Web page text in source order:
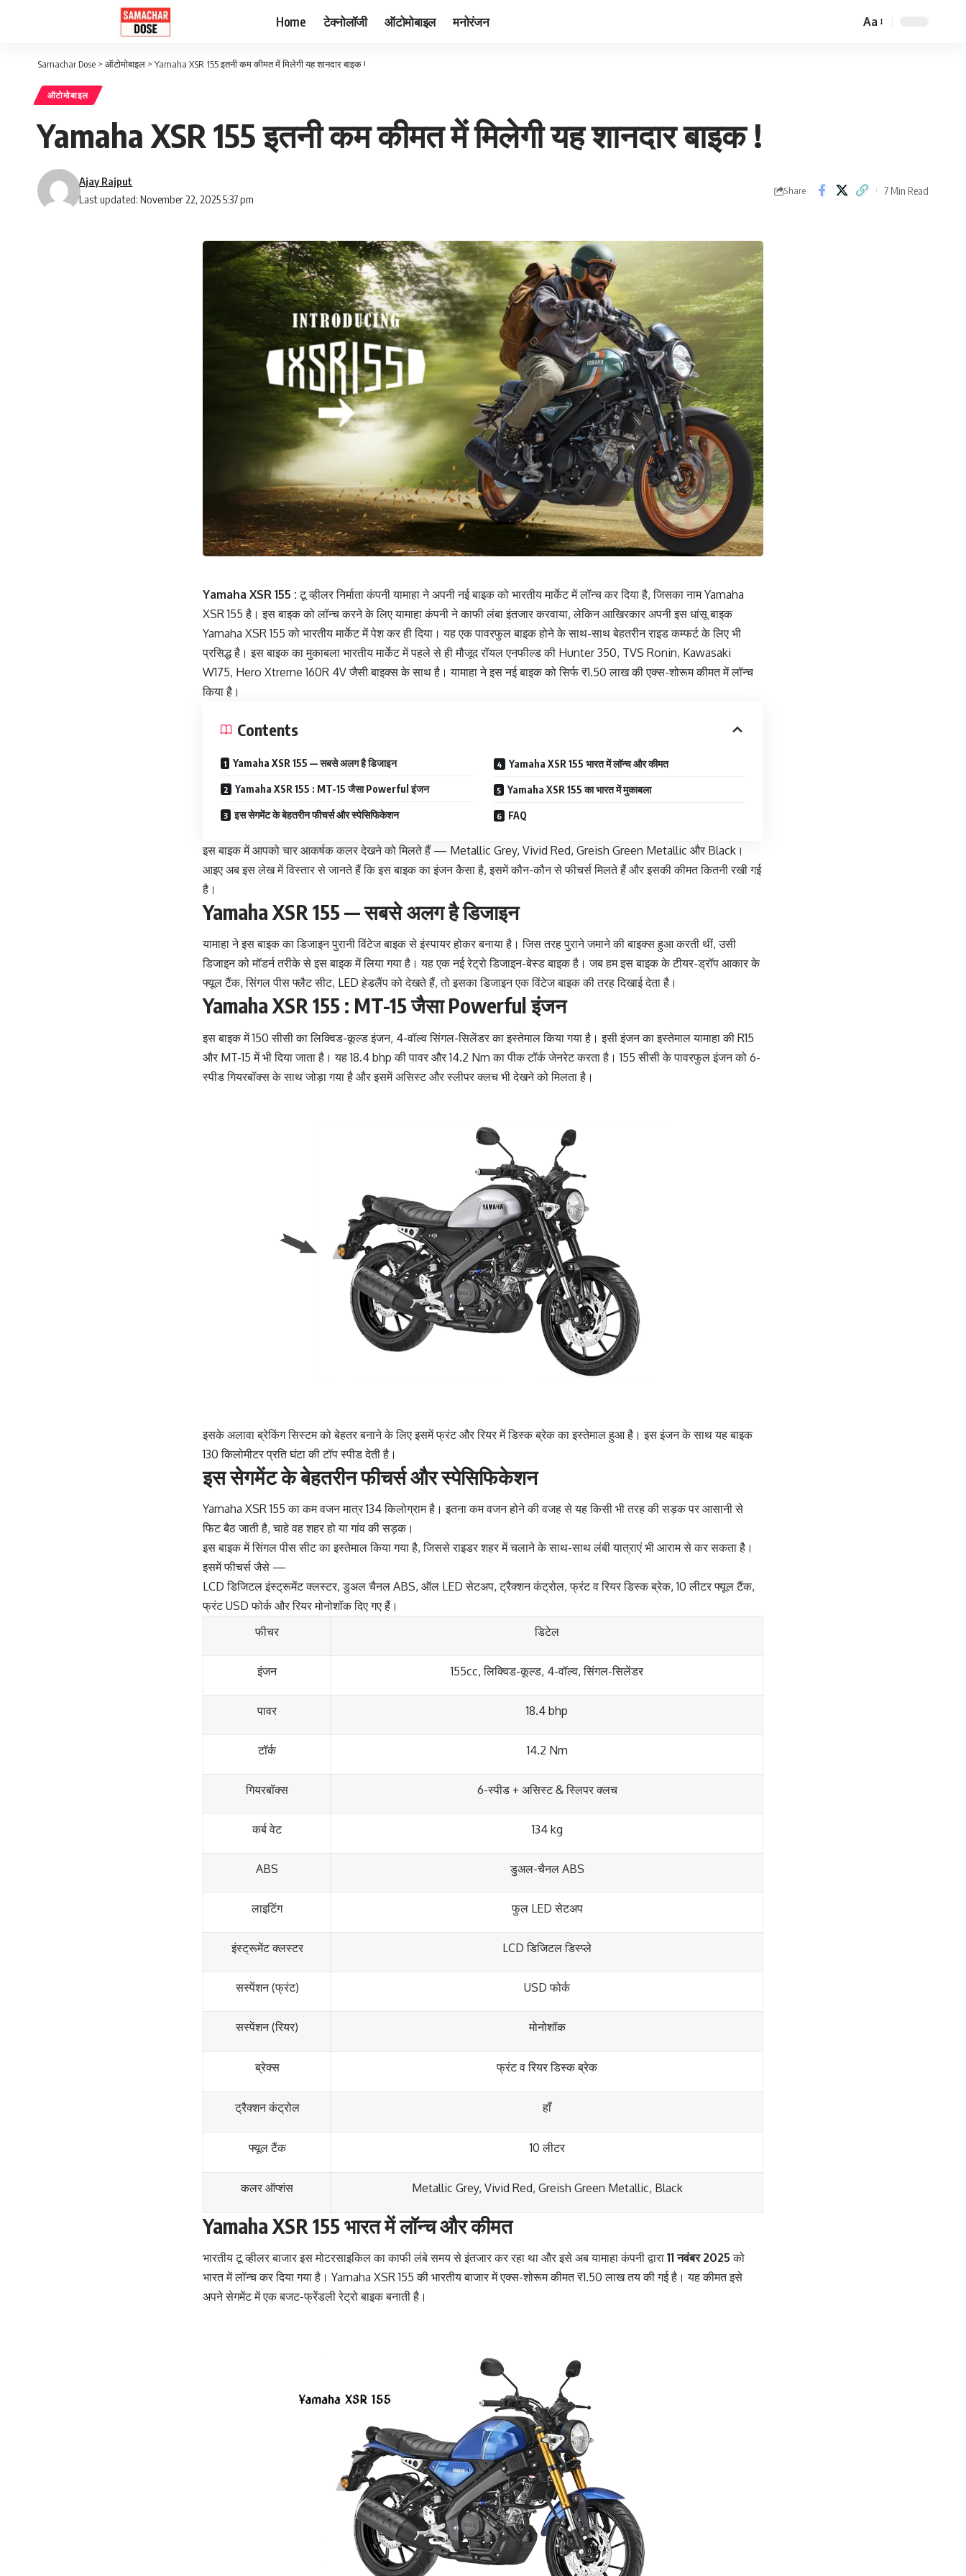
Home टेक्नोलॉजी ऑटोमोबाइल मनोरंजन
Font
Aa
Samachar Dose > ऑटोमोबाइल > Yamaha XSR 155 इतनी कम कीमत में मिलेगी यह शानदार बाइक !
ऑटोमोबाइल
Yamaha XSR 155 इतनी कम कीमत में मिलेगी यह शानदार बाइक !
Last updated: November 22, 2025 5:37 pm
Ajay Rajput
Share 7 Min Read
Yamaha XSR 155 : टू व्हीलर निर्माता कंपनी यामाहा ने अपनी नई बाइक को भारतीय मार्केट में लॉन्च कर दिया है, जिसका नाम Yamaha
XSR 155 है। इस बाइक को लॉन्च करने के लिए यामाहा कंपनी ने काफी लंबा इंतजार करवाया, लेकिन आखिरकार अपनी इस धांसू बाइक
Yamaha XSR 155 को भारतीय मार्केट में पेश कर ही दिया। यह एक पावरफुल बाइक होने के साथ-साथ बेहतरीन राइड कम्फर्ट के लिए भी
प्रसिद्ध है। इस बाइक का मुकाबला भारतीय मार्केट में पहले से ही मौजूद रॉयल एनफील्ड की Hunter 350, TVS Ronin, Kawasaki
W175, Hero Xtreme 160R 4V जैसी बाइक्स के साथ है। यामाहा ने इस नई बाइक को सिर्फ ₹1.50 लाख की एक्स-शोरूम कीमत में लॉन्च
किया है।
Contents
Yamaha XSR 155 — सबसे अलग है डिजाइन
Yamaha XSR 155 : MT-15 जैसा Powerful इंजन
इस सेगमेंट के बेहतरीन फीचर्स और स्पेसिफिकेशन
Yamaha XSR 155 भारत में लॉन्च और कीमत
Yamaha XSR 155 का भारत में मुकाबला
FAQ
इस बाइक में आपको चार आकर्षक कलर देखने को मिलते हैं — Metallic Grey, Vivid Red, Greish Green Metallic और Black।
आइए अब इस लेख में विस्तार से जानते हैं कि इस बाइक का इंजन कैसा है, इसमें कौन-कौन से फीचर्स मिलते हैं और इसकी कीमत कितनी रखी गई
है।
Yamaha XSR 155 — सबसे अलग है डिजाइन
यामाहा ने इस बाइक का डिजाइन पुरानी विंटेज बाइक से इंस्पायर होकर बनाया है। जिस तरह पुराने जमाने की बाइक्स हुआ करती थीं, उसी
डिजाइन को मॉडर्न तरीके से इस बाइक में लिया गया है। यह एक नई रेट्रो डिजाइन-बेस्ड बाइक है। जब हम इस बाइक के टीयर-ड्रॉप आकार के
फ्यूल टैंक, सिंगल पीस फ्लैट सीट, LED हेडलैंप को देखते हैं, तो इसका डिजाइन एक विंटेज बाइक की तरह दिखाई देता है।
Yamaha XSR 155 : MT-15 जैसा Powerful इंजन
इस बाइक में 150 सीसी का लिक्विड-कूल्ड इंजन, 4-वॉल्व सिंगल-सिलेंडर का इस्तेमाल किया गया है। इसी इंजन का इस्तेमाल यामाहा की R15
और MT-15 में भी दिया जाता है। यह 18.4 bhp की पावर और 14.2 Nm का पीक टॉर्क जेनरेट करता है। 155 सीसी के पावरफुल इंजन को 6-
स्पीड गियरबॉक्स के साथ जोड़ा गया है और इसमें असिस्ट और स्लीपर क्लच भी देखने को मिलता है।
इसके अलावा ब्रेकिंग सिस्टम को बेहतर बनाने के लिए इसमें फ्रंट और रियर में डिस्क ब्रेक का इस्तेमाल हुआ है। इस इंजन के साथ यह बाइक
130 किलोमीटर प्रति घंटा की टॉप स्पीड देती है।
इस सेगमेंट के बेहतरीन फीचर्स और स्पेसिफिकेशन
Yamaha XSR 155 का कम वजन मात्र 134 किलोग्राम है। इतना कम वजन होने की वजह से यह किसी भी तरह की सड़क पर आसानी से
फिट बैठ जाती है, चाहे वह शहर हो या गांव की सड़क।
इस बाइक में सिंगल पीस सीट का इस्तेमाल किया गया है, जिससे राइडर शहर में चलाने के साथ-साथ लंबी यात्राएं भी आराम से कर सकता है।
इसमें फीचर्स जैसे —
LCD डिजिटल इंस्ट्रूमेंट क्लस्टर, डुअल चैनल ABS, ऑल LED सेटअप, ट्रैक्शन कंट्रोल, फ्रंट व रियर डिस्क ब्रेक, 10 लीटर फ्यूल टैंक,
फ्रंट USD फोर्क और रियर मोनोशॉक दिए गए हैं।
फीचर
डिटेल
इंजन 155cc, लिक्विड-कूल्ड, 4-वॉल्व, सिंगल-सिलेंडर
पावर 18.4 bhp
टॉर्क 14.2 Nm
गियरबॉक्स 6-स्पीड + असिस्ट & स्लिपर क्लच
कर्ब वेट 134 kg
ABS डुअल-चैनल ABS
लाइटिंग फुल LED सेटअप
इंस्ट्रूमेंट क्लस्टर LCD डिजिटल डिस्प्ले
सस्पेंशन (फ्रंट) USD फोर्क
सस्पेंशन (रियर) मोनोशॉक
ब्रेक्स फ्रंट व रियर डिस्क ब्रेक
ट्रैक्शन कंट्रोल हाँ
फ्यूल टैंक 10 लीटर
कलर ऑप्शंस Metallic Grey, Vivid Red, Greish Green Metallic, Black
Yamaha XSR 155 भारत में लॉन्च और कीमत
भारतीय टू व्हीलर बाजार इस मोटरसाइकिल का काफी लंबे समय से इंतजार कर रहा था और इसे अबयामाहाकंपनी द्वारा 11 नवंबर 2025 को
भारत में लॉन्च कर दिया गया है। Yamaha XSR 155 की भारतीय बाजार में एक्स-शोरूम कीमत ₹1.50 लाख तय की गई है। यह कीमत इसे
अपने सेगमेंट में एक बजट-फ्रेंडली रेट्रो बाइक बनाती है।